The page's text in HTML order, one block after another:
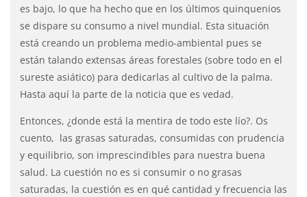
es bajo, lo que ha hecho que en los últimos quinquenios
se dispare su consumo a nivel mundial. Esta situación
está creando un problema medio-ambiental pues se
están talando extensas áreas forestales (sobre todo en el
sureste asiático) para dedicarlas al cultivo de la palma.
Hasta aquí la parte de la noticia que es vedad.
Entonces, ¿donde está la mentira de todo este lío?. Os
cuento, las grasas saturadas, consumidas con prudencia
y equilibrio, son imprescindibles para nuestra buena
salud. La cuestión no es si consumir o no grasas
saturadas, la cuestión es en qué cantidad y frecuencia las